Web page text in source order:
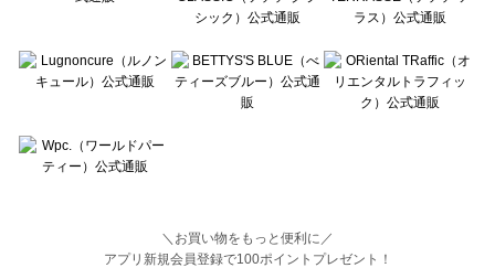
＼お買い物をもっと便利に／
アプリ新規会員登録で100ポイントプレゼント！